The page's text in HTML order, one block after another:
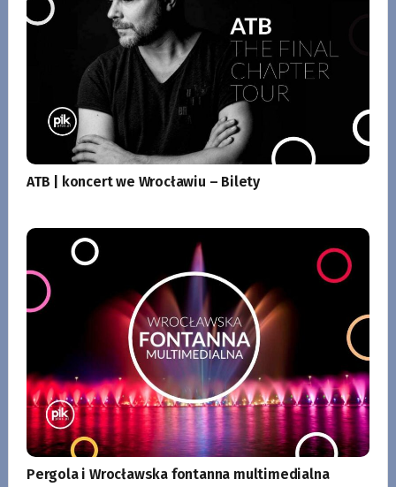
ATB | koncert we Wrocławiu – Bilety
Pergola i Wrocławska fontanna multimedialna